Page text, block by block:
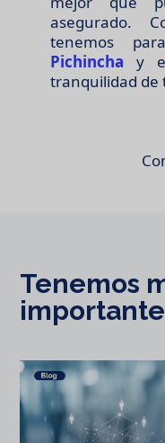
asegurado.
tenemos
Pichincha y
tranquilidad de
Tenemos